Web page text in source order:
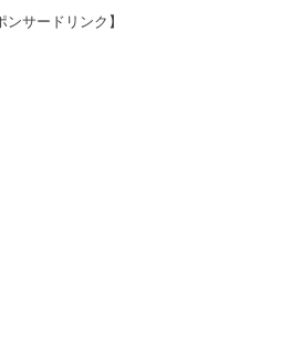
ンサードリンク】